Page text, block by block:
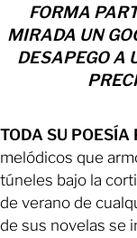
FORMA
MIRADA UN
DESAPEGO A
TODA SU POESÍA
melódicos que
túneles bajo la
de verano de
de sus novelas se